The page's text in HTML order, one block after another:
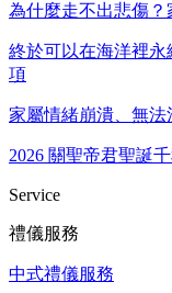
為什麼走不出悲傷
終於可以在海洋裡
項
家屬情緒崩潰、無
2026 關聖帝君聖誕
Service
禮儀服務
中式禮儀服務